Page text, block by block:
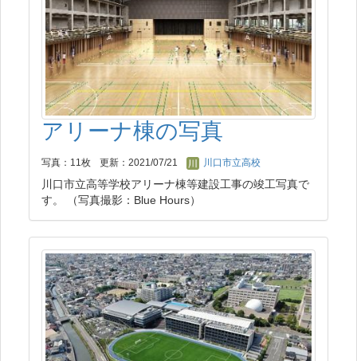
アリーナ棟の写真
写真：11枚 更新：2021/07/21 川口市立高校
川口市立高等学校アリーナ棟等建設工事の竣工写真で
す。 （写真撮影：Blue Hours）